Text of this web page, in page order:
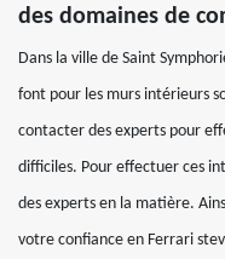
des domaines de
Dans la ville de Saint
font pour les murs intérieurs
contacter des experts pour
difficiles. Pour effectuer ces
des experts en la matière.
votre confiance en Ferrari